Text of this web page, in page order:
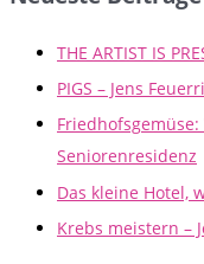
THE ARTIST IS
PIGS – Jens
Seniorenresidenz
Das kleine Hotel,
Krebs meistern –